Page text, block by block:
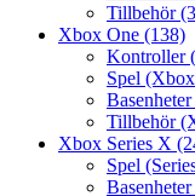
Tillbehör
Xbox One (138)
Kontroller
Spel
Tillbehör
Xbox Series X
Spel